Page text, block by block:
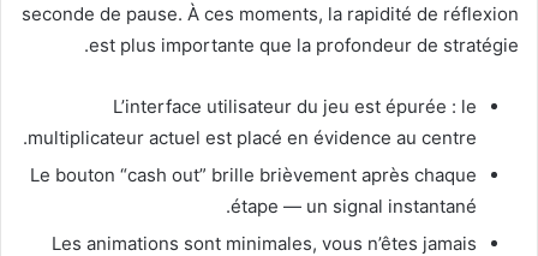
seconde de pause. À ces moments, la rapidité de réflexion
est plus importante que la profondeur de stratégie.
L’interface utilisateur du jeu est épurée : le
multiplicateur actuel est placé en évidence au centre.
Le bouton “cash out” brille brièvement après chaque
étape — un signal instantané.
Les animations sont minimales, vous n’êtes jamais